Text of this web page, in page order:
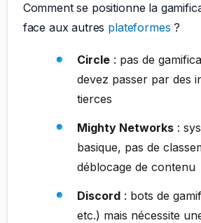
Comment se positionne la
face aux autres plateformes ?
Circle: pas de
devez passer par des
tierces
Mighty Networks:
basique, pas de
déblocage de contenu
Discord: bots de
etc.) mais nécessite